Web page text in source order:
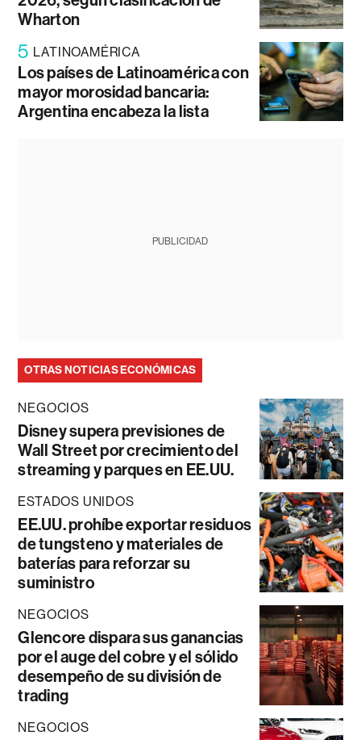
Wharton
5 LATINOAMÉRICA
Los países de Latinoamérica con
mayor morosidad bancaria:
Argentina encabeza la lista
PUBLICIDAD
OTRAS NOTICIAS ECONÓMICAS
NEGOCIOS
Disney supera previsiones de
Wall Street por crecimiento del
streaming y parques en EE.UU.
ESTADOS UNIDOS
EE.UU. prohíbe exportar residuos
de tungsteno y materiales de
baterías para reforzar su
suministro
NEGOCIOS
Glencore dispara sus ganancias
por el auge del cobre y el sólido
desempeño de su división de
trading
NEGOCIOS